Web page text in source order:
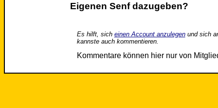
Eigenen Senf dazugeben?
Es hilft, sich einen Account anzulegenund sich
kannste auch kommentieren.
Kommentare können hier nur von